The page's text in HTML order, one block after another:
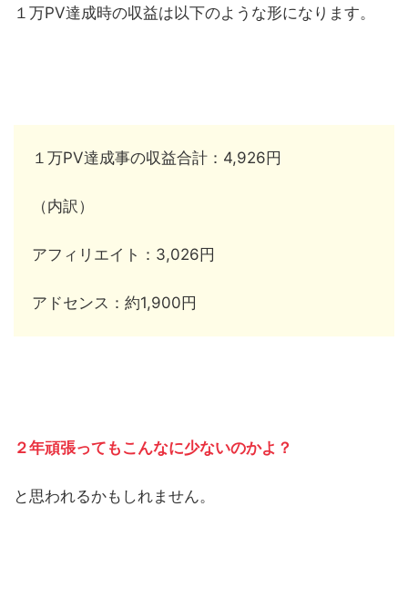
１万PV達成時の収益は以下のような形になります。
１万PV達成事の収益合計：4,926円
（内訳）
アフィリエイト：3,026円
アドセンス：約1,900円
２年頑張ってもこんなに少ないのかよ？
と思われるかもしれません。